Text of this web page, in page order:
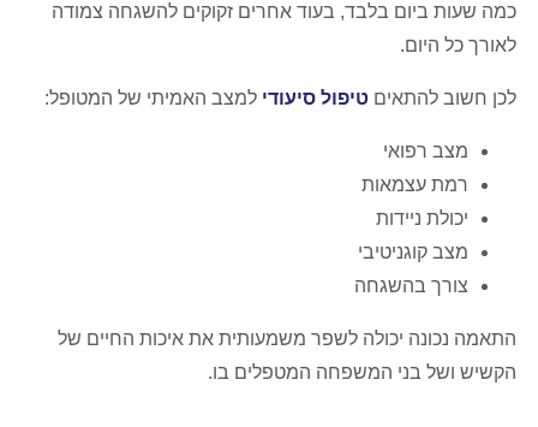
כמה שעות ביום בלבד, בעוד אחרים זקוקים להשגחה צמודה
לאורך כל היום.
לכן חשוב להתאים טיפול סיעודי למצב האמיתי של המטופל:
מצב רפואי
רמת עצמאות
יכולת ניידות
מצב קוגניטיבי
צורך בהשגחה
התאמה נכונה יכולה לשפר משמעותית את איכות החיים של
הקשיש ושל בני המשפחה המטפלים בו.